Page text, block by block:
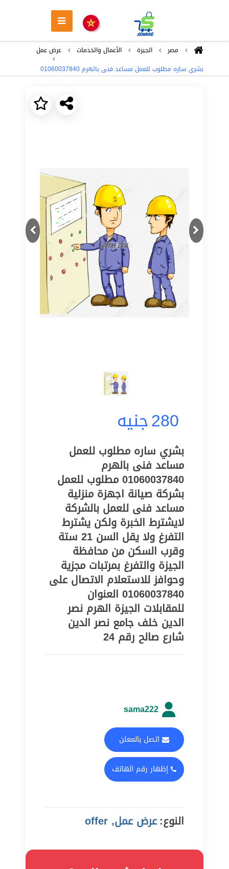
مصر الجيزة اﻷعمال والخدمات
عرض عمل
بشري ساره مطلوب للعمل مساعد فنى بالهرم 01060037840
Previous
Next
280جنيه
بشري ساره مطلوب للعمل
مساعد فنى بالهرم
01060037840 مطلوب للعمل
بشركة صيانة اجهزة منزلية
مساعد فنى للعمل بالشركة
لايشترط الخبرة ولكن يشترط
التفرغ ولا يقل السن 21 ستة
وقرب السكن من محافظة
الجيزة والتفرغ بمرتبات مجزية
وحوافز للاستعلام الاتصال على
01060037840 العنوان
للمقابلات الجيزة الهرم نصر
الدين خلف جامع نصر الدين
شارع صالح رقم 24
sama222
اتصل بالمعلن
إظهار رقم الهاتف
النوع:عرض عمل, offer